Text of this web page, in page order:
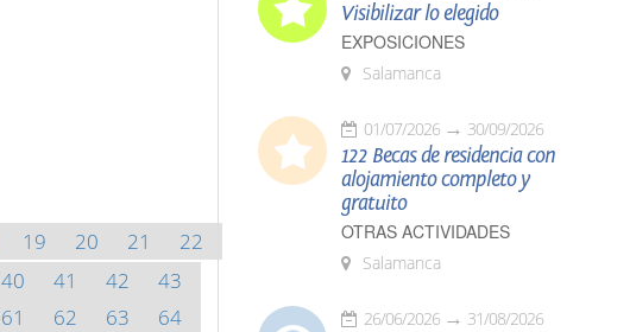
19 20 21
22
40 41 42
43
61 62 63
64
Visibilizar lo elegido
EXPOSICIONES
Salamanca
01/07/2026 30/09/2026
122 Becas de residencia con
alojamiento completo y
gratuito
OTRAS ACTIVIDADES
Salamanca
26/06/2026 31/08/2026